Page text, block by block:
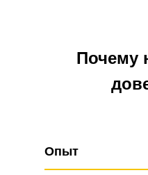
Почему
Опыт